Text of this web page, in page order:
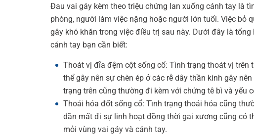
Đau vai gáy kèm theo triệu chứng lan xuống cánh tay là
phòng, người làm việc nặng hoặc người lớn tuổi. Việc bỏ
gây khó khăn trong việc điều trị sau này. Dưới đây là
cánh tay bạn cần biết:
Thoát vị đĩa đệm cột sống cổ: Tình trạng thoát vị trên
thể gây nên sự chèn ép ở các rễ dây thần kinh gây
trạng trên cũng thường đi kèm với chứng tê bì và yếu
Thoái hóa đốt sống cổ: Tình trạng thoái hóa cũng
dần mất đi sự linh hoạt đồng thời gai xương cũng có
mỏi vùng vai gáy và cánh tay.